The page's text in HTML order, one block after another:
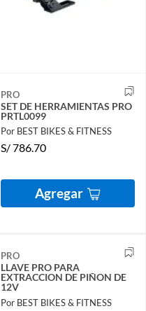
PRO
SET DE HERRAMIENTAS PRO
PRTL0099
Por BEST BIKES & FITNESS
S/786.70
Agregar
PRO
LLAVE PRO PARA
EXTRACCION DE PIÑON DE
12V
Por BEST BIKES & FITNESS